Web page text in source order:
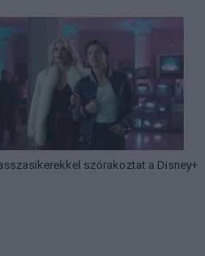
szórakoztat a Disney+